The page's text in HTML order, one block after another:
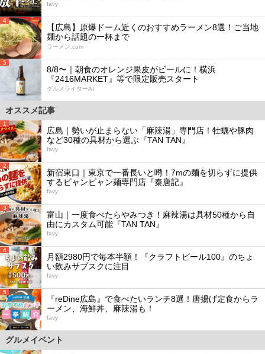
favy
4
【広島】原爆ドーム近くのおすすめラーメン8選！ご当地
麺から話題の一杯まで
ラーメン.com
5
8/8〜｜朝食のオレンジ果皮がビールに！横浜
『2416MARKET』等で限定販売スタート
グルメライターAI
オススメ記事
1
広島｜勢いが止まらない「麻辣湯」専門店！牡蠣や豚肉
など30種の具材から選ぶ『TAN TAN』
favy
2
新宿東口｜東京で一番長いと噂！7mの麺を切らずに提供
するビャンビャン麺専門店『秦唐記』
favy
3
富山｜一度食べたらやみつき！麻辣湯は具材50種から自
由にカスタム可能『TAN TAN』
favy
4
月額2980円で毎本半額！『クラフトビール100』のちょ
い飲みサブスクに注目
favy
5
『reDine広島』で食べたいランチ8選！唐揚げ定食からラ
ーメン、海鮮丼、麻辣湯も！
favy
グルメイベント